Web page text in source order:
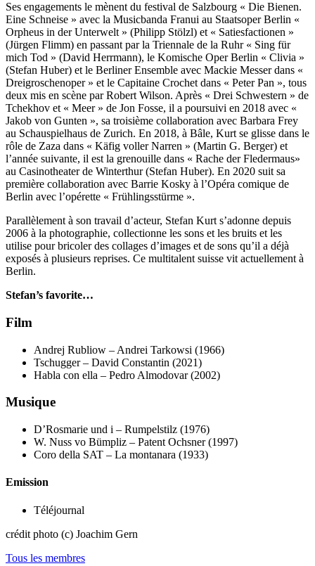
Ses engagements le mènent du festival de Salzbourg « Die Bienen.
Eine Schneise » avec la Musicbanda Franui au Staatsoper Berlin «
Orpheus in der Unterwelt » (Philipp Stölzl) et « Satiesfactionen »
(Jürgen Flimm) en passant par la Triennale de la Ruhr « Sing für
mich Tod » (David Herrmann), le Komische Oper Berlin « Clivia »
(Stefan Huber) et le Berliner Ensemble avec Mackie Messer dans «
Dreigroschenoper » et le Capitaine Crochet dans « Peter Pan », tous
deux mis en scène par Robert Wilson. Après « Drei Schwestern » de
Tchekhov et « Meer » de Jon Fosse, il a poursuivi en 2018 avec «
Jakob von Gunten », sa troisième collaboration avec Barbara Frey
au Schauspielhaus de Zurich. En 2018, à Bâle, Kurt se glisse dans le
rôle de Zaza dans « Käfig voller Narren » (Martin G. Berger) et
l’année suivante, il est la grenouille dans « Rache der Fledermaus»
au Casinotheater de Winterthur (Stefan Huber). En 2020 suit sa
première collaboration avec Barrie Kosky à l’Opéra comique de
Berlin avec l’opérette « Frühlingsstürme ».
Parallèlement à son travail d’acteur, Stefan Kurt s’adonne depuis
2006 à la photographie, collectionne les sons et les bruits et les
utilise pour bricoler des collages d’images et de sons qu’il a déjà
exposés à plusieurs reprises. Ce multitalent suisse vit actuellement à
Berlin.
Stefan’s favorite…
Film
Andrej Rubliow – Andrei Tarkowsi (1966)
Tschugger – David Constantin (2021)
Habla con ella – Pedro Almodovar (2002)
Musique
D’Rosmarie und i – Rumpelstilz (1976)
W. Nuss vo Bümpliz – Patent Ochsner (1997)
Coro della SAT – La montanara (1933)
Emission
Téléjournal
crédit photo (c) Joachim Gern
Tous les membres